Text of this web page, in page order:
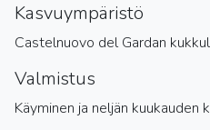
Kasvuympäristö
Castelnuovo del Gardan
Valmistus
Käyminen ja neljän